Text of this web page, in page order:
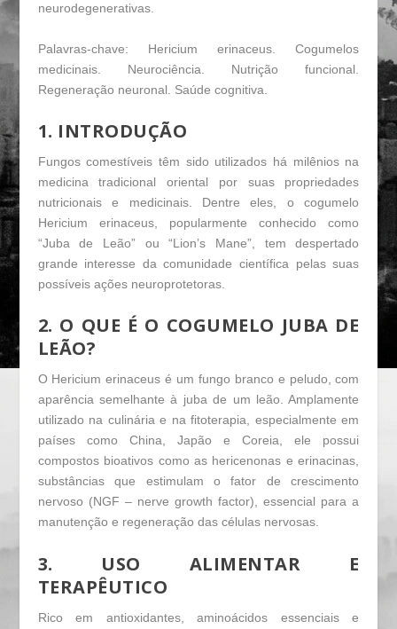
neurodegenerativas.
Palavras-chave: Hericium erinaceus . Cogumelos
medicinais. Neurociência. Nutrição funcional.
Regeneração neuronal. Saúde cognitiva.
1. INTRODUÇÃO
Fungos comestíveis têm sido utilizados há milênios na
medicina tradicional oriental por suas propriedades
nutricionais e medicinais. Dentre eles, o cogumelo
Hericium erinaceus, popularmente conhecido como
“Juba de Leão” ou “Lion’s Mane”, tem despertado
grande interesse da comunidade científica pelas suas
possíveis ações neuroprotetoras.
2. O QUE É O COGUMELO JUBA DE
LEÃO?
O Hericium erinaceus é um fungo branco e peludo, com
aparência semelhante à juba de um leão. Amplamente
utilizado na culinária e na fitoterapia, especialmente em
países como China, Japão e Coreia, ele possui
compostos bioativos como as hericenonas e erinacinas,
substâncias que estimulam o fator de crescimento
nervoso (NGF – nerve growth factor), essencial para a
manutenção e regeneração das células nervosas.
3. USO ALIMENTAR E
TERAPÊUTICO
Rico em antioxidantes, aminoácidos essenciais e